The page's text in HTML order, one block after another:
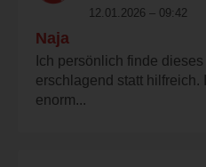
12.01.2026 – 09:42
Naja
Ich persönlich finde
erschlagend statt hilfreich.
enorm...